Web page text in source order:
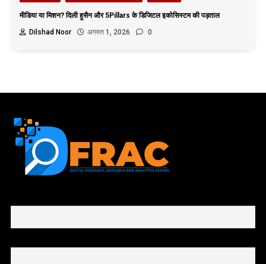
मीडिया या मिशन? दिली हुसैन और 5Pillars के डिजिटल इकोसिस्टम की पड़ताल
Dilshad Noor
अगस्त 1, 2026 0